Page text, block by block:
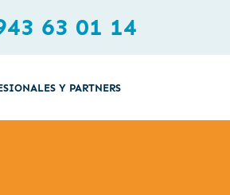
63 01 14
Y PARTNERS